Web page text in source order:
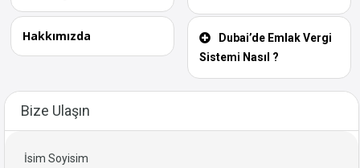
Hakkımızda
Dubai’de Emlak Vergi
Sistemi Nasıl ?
Bize Ulaşın
İsim Soyisim